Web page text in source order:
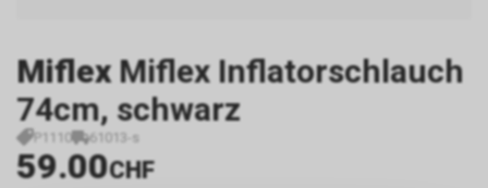
Miflex Miflex Inflatorschlauch
74cm, schwarz
P1110 61013-s
59.00CHF